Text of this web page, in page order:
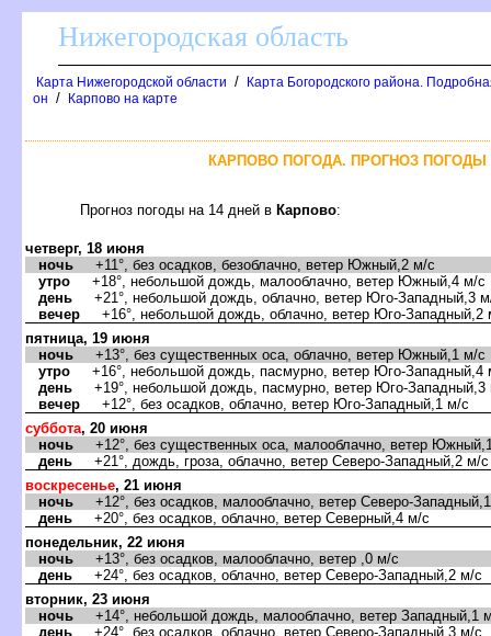
Нижегородская область
Карта Нижегородской области /
Карта Богородского района.
он / Карпово на карте
КАРПОВО ПОГОДА. ПРОГНОЗ ПОГОДЫ
Прогноз погоды на 14 дней Карпово:
четверг, 18 июня
ночь +11°, без осадков, безоблачно, ветер Южный,2 м/с
утро +18°, небольшой дождь, малооблачно, ветер Южный,4 м/с
день +21°, небольшой дождь, облачно, ветер Юго-Западный,3
ечер +16°, небольшой дождь, облачно, ветер Юго-Западный,2
пятница, 19 июня
ночь +13°, без существенных оса, облачно, ветер Южный,1 м/с
утро +16°, небольшой дождь, пасмурно, ветер Юго-Западный,4
день +19°, небольшой дождь, пасмурно, ветер Юго-Западный,3
ечер +12°, без осадков, облачно, ветер Юго-Западный,1 м/с
суббота, 20 июня
ночь +12°, без существенных оса, малооблачно, ветер
день +21°, дождь, гроза, облачно, ветер Северо-Западный,2 м/с
оскресенье, 21 июня
ночь +12°, без осадков, малооблачно, ветер Северо-
день +20°, без осадков, облачно, ветер Северный,4 м/с
понедельник, 22 июня
ночь +13°, без осадков, малооблачно, ветер ,0 м/с
день +24°, без осадков, облачно, ветер Северо-Западный,2 м/с
торник, 23 июня
ночь +14°, небольшой дождь, малооблачно, ветер Западный,1
день +24°, без осадков, облачно, ветер Северо-Западный,3 м/с